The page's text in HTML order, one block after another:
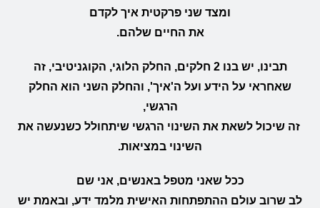
ומצד שני פרקטית איך לקדם
את החיים שלהם.
תבינו, יש בנו 2 חלקים, החלק הלוגי, הקוגניטיבי, זה
שאחראי על הידע ועל ה'איך', והחלק השני הוא החלק
הרגשי,
זה שיכול לשאת את השינוי הרגשי שיתחולל כשנעשה את
השינוי במציאות.
ככל שאני מטפל באנשים, אני שם
לב שרוב עולם ההתפתחות האישית מלמד ידע, ובאמת יש